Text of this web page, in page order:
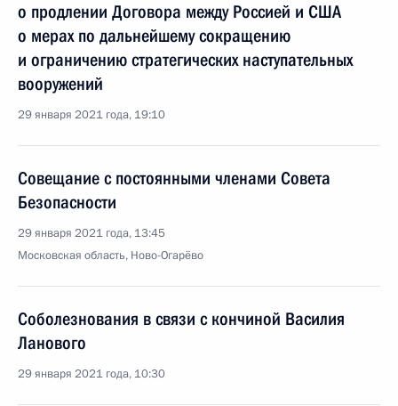
о продлении Договора между Россией и США
о мерах по дальнейшему сокращению
и ограничению стратегических наступательных
вооружений
29 января 2021 года, 19:10
Совещание с постоянными членами Совета
Безопасности
29 января 2021 года, 13:45
Московская область, Ново-Огарёво
Соболезнования в связи с кончиной Василия
Ланового
29 января 2021 года, 10:30